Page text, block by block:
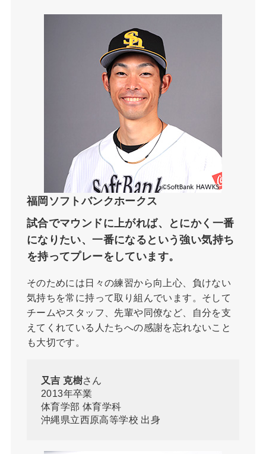
福岡ソフトバンクホークス
試合でマウンドに上がれば、とにかく一番
になりたい、一番になるという強い気持ち
を持ってプレーをしています。
そのためには日々の練習から向上心、負けない
気持ちを常に持って取り組んでいます。そして
チームやスタッフ、先輩や同僚など、自分を支
えてくれている人たちへの感謝を忘れないこと
も大切です。
又吉 克樹さん
2013年卒業
体育学部 体育学科
沖縄県立西原高等学校 出身